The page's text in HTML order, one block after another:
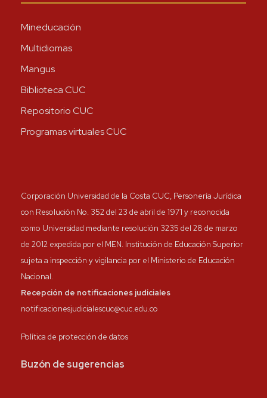
Mineducación
Multidiomas
Mangus
Biblioteca CUC
Repositorio CUC
Programas virtuales CUC
Corporación Universidad de la Costa CUC, Personería Jurídica
con Resolución No. 352 del 23 de abril de 1971 y reconocida
como Universidad mediante resolución 3235 del 28 de marzo
de 2012 expedida por el MEN. Institución de Educación Superior
sujeta a inspección y vigilancia por el Ministerio de Educación
Nacional.
Recepción de notificaciones judiciales
notificacionesjudicialescuc@cuc.edu.co
Política de protección de datos
Buzón de sugerencias